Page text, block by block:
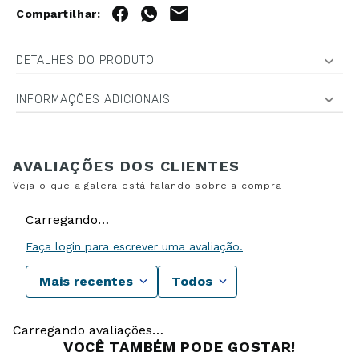
DETALHES DO PRODUTO
INFORMAÇÕES ADICIONAIS
Carregando…
Faça login para escrever uma avaliação.
Mais recentes Todos
Carregando avaliações…
VOCÊ TAMBÉM PODE GOSTAR!